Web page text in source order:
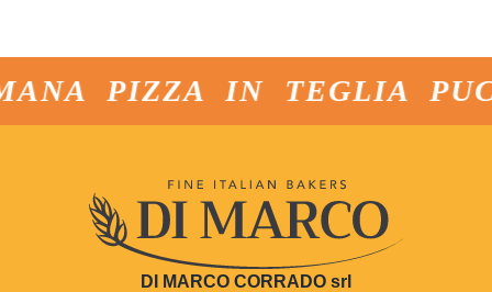
PIZZA IN TEGLIA
DI MARCO CORRADO srl